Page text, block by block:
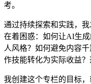
考。
通过持续探索和实践，
在着困惑：如何让AI生
人风格？如何避免内容
作技能转化为实际收益？
我创建这个专栏的目标